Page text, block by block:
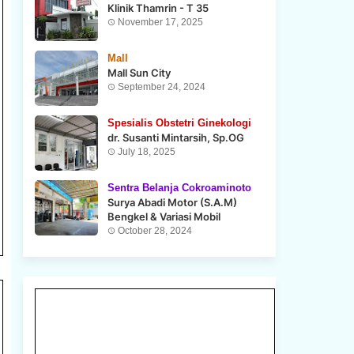
Klinik Thamrin - T 35
November 17, 2025
Mall
Mall Sun City
September 24, 2024
Spesialis Obstetri Ginekologi
dr. Susanti Mintarsih, Sp.OG
July 18, 2025
Sentra Belanja Cokroaminoto
Surya Abadi Motor (S.A.M)
Bengkel & Variasi Mobil
October 28, 2024